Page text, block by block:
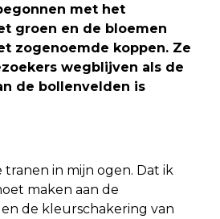
met het
groen en de bloemen
zogenoemde koppen. Ze
wegblijven als de
de bollenvelden is
tranen in mijn ogen. Dat ik
maken aan de
de kleurschakering van